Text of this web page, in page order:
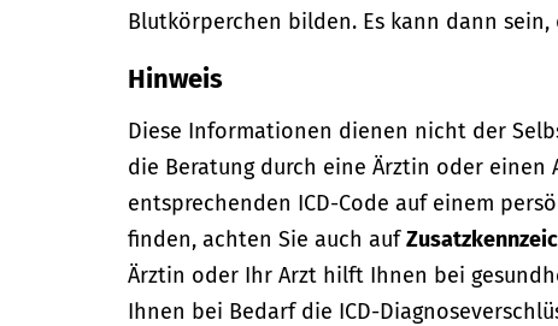
Blutkörperchen bilden. Es kann dann sein,
Hinweis
Diese Informationen dienen nicht der
die Beratung durch eine Ärztin oder einen
entsprechenden ICD-Code auf einem
finden, achten Sie auch auf
Ärztin oder Ihr Arzt hilft Ihnen bei
Ihnen bei Bedarf die ICD-